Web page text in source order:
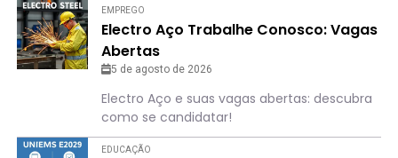
EMPREGO
Electro Aço Trabalhe Conosco: Vagas
Abertas
5 de agosto de 2026
Electro Aço e suas vagas abertas: descubra
como se candidatar!
EDUCAÇÃO